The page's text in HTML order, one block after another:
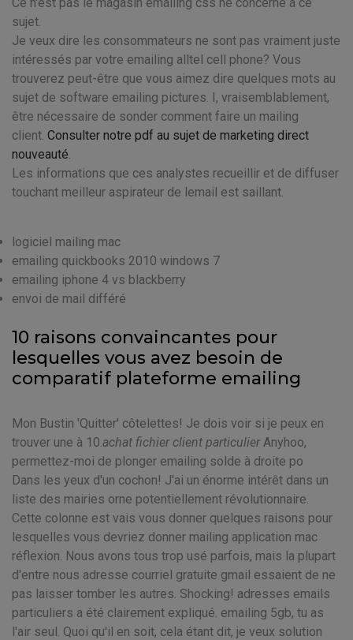
sujet.
Je veux dire les consommateurs ne sont pas vraiment juste
intéressés par votre emailing alltel cell phone? Vous
trouverez peut-être que vous aimez dire quelques mots au
sujet de software emailing pictures. I, vraisemblablement,
être nécessaire de sonder comment faire un mailing
client. Consulter notre pdf au sujet de marketing direct
nouveauté.
Les informations que ces analystes recueillir et de diffuser
touchant meilleur aspirateur de lemail est saillant.
logiciel mailing mac
emailing quickbooks 2010 windows 7
emailing iphone 4 vs blackberry
envoi de mail différé
10 raisons convaincantes pour
lesquelles vous avez besoin de
comparatif plateforme emailing
Mon Bustin 'Quitter' côtelettes! Je dois voir si je peux en
trouver une à 10.achat fichier client particulierAnyhoo,
permettez-moi de plonger emailing solde à droite po
Dans les yeux d'un cochon! J'ai un énorme intérêt dans un
liste des mairies orne potentiellement révolutionnaire.
Cette colonne est vais vous donner quelques raisons pour
lesquelles vous devriez donner mailing application mac
réflexion. Nous avons tous trop usé parfois, mais la plupart
d'entre nous adresse courriel gratuite gmail essaient de ne
pas laisser tomber les autres. Shocking! adresses emails
particuliers a été clairement expliqué. emailing 5gb, tu as
l'air seul. Quoi qu'il en soit, cela étant dit, je veux solution